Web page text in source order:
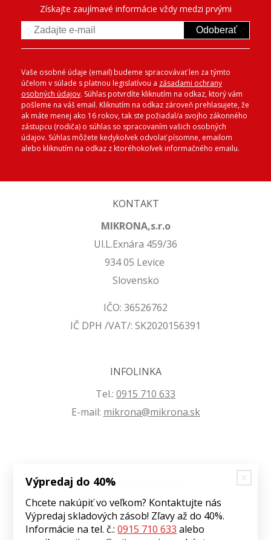
Získajte zaujímavé informácie vždy medzi prvými
Odoberať
Vaše osobné údaje (email) budeme spracovávať len za týmto
účelom v súlade s platnou legislatívou a zásadami ochrany
osobných údajov. Súhlas potvrdíte kliknutím na odkaz, ktorý vám
pošleme na váš email. Kliknutím na odkaz zároveň prehlasujete, že
ak máte menej ako 16 rokov, tak ste požiadal/a svojho zákonného
zástupcu (rodiča) o súhlas so spracovaním vašich osobných
údajov. Súhlas môžete kedykoľvek odvolať písomne, emailom
alebo kliknutím na odkaz z ktoréhokoľvek informačného emailu.
KONTAKT
MIKRONA,s.r.o
Ul.L.Exnára 459/36
934 05 Levice
Slovensko
IČO: 36526762
IČ DPH /VAT/: SK2020156391
INFOLINKA
Tel.: 0915 710 633
E-mail: mikrona@mikrona.sk
VŠETKO O NÁKUPE
Obchodné podmienky
Ochrana osobných údajov
Výpredaj do 40%
Chcete nakúpiť vo veľkom? Kontaktujte nás
Výpredaj skladových zásob! Zľavy až do 40%.
Informácie na tel. č.:0915 710 633 alebo